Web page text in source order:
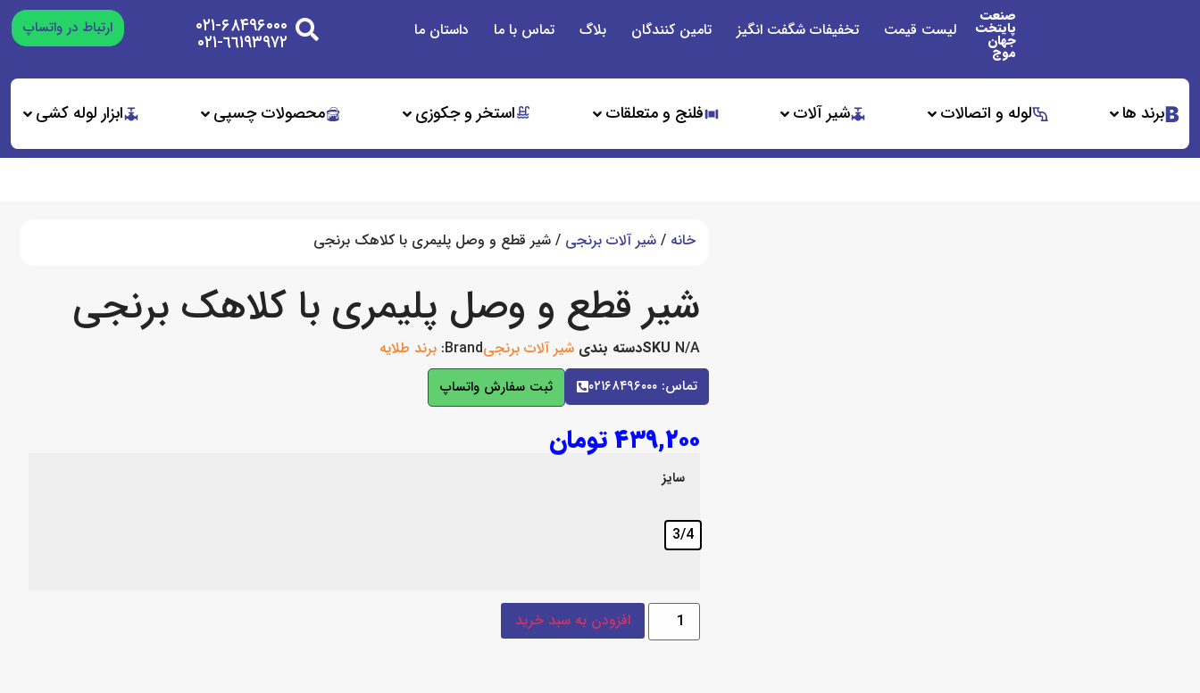
صنعت
پایتخت
جهان
موج
لیست قیمت تخفیفات شگفت انگیز تامین کنندگان بلاگ تماس با ما داستان ما ۰۲۱-۶۸۴۹۶۰۰۰
٦٦١٩٣٩٧٢-٠٢١
ارتباط در واتساپ
برند ها لوله و اتصالات شیر آلات فلنج و متعلقات استخر و جکوزی محصولات چسپی ابزار لوله کشی
خانه / شیر آلات برنجی / شیر قطع و وصل پلیمری با کلاهک برنجی
شیر قطع و وصل پلیمری با کلاهک برنجی
SKU N/A دسته بندی شیر آلات برنجیBrand: برند طلایه
تماس: ۰۲۱۶۸۴۹۶۰۰۰ ثبت سفارش واتساپ
۴۳۹,۲۰۰تومان
سایز
3/4
افزودن به سبد خرید